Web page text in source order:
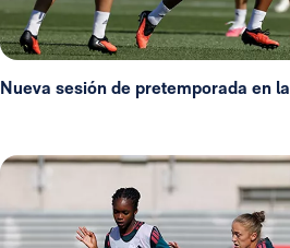
Nueva sesión de pretemporada en